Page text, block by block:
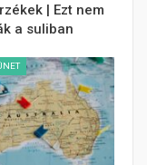
| Ezt nem
a suliban